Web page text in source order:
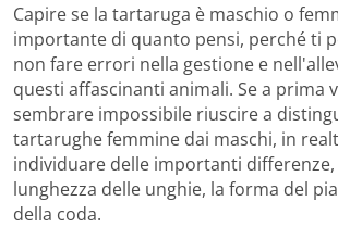
Capire se la tartaruga è maschio o
importante di quanto pensi, perché ti
non fare errori nella gestione e
questi affascinanti animali. Se a prima
sembrare impossibile riuscire a
tartarughe femmine dai maschi, in
individuare delle importanti differenze,
lunghezza delle unghie, la forma del
della coda.